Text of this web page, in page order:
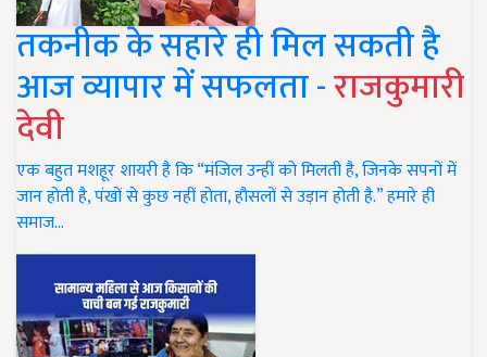
तकनीक के सहारे ही मिल सकती है
आज व्यापार में सफलता -राजकुमारी
देवी
एक बहुत मशहूर शायरी है कि “मंजिल उन्हीं को मिलती है, जिनके सपनों में
जान होती है, पंखों से कुछ नहीं होता, हौसलों से उड़ान होती है.” हमारे ही
समाज…